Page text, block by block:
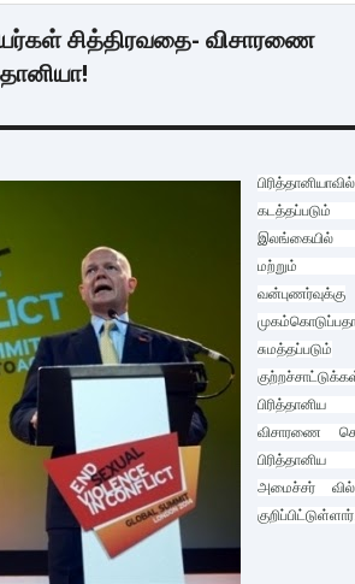
சித்திரவதை- விசாரணை
இலங்கையில்
மற்றும்
வன்புணர்வுக்கு
சுமத்தப்படும்
விசாரணை
பிரித்தானிய
அமைச்சர்